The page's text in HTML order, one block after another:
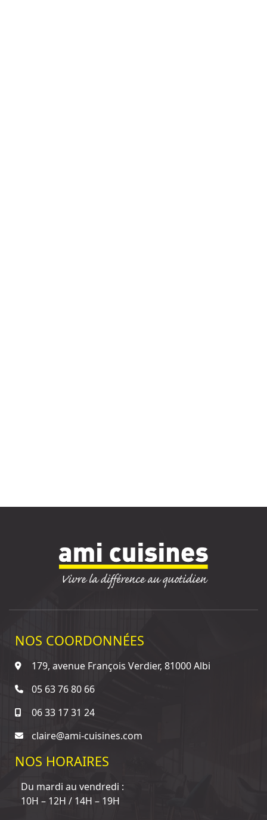
NOS COORDONNÉES
179, avenue François Verdier, 81000 Albi
05 63 76 80 66
06 33 17 31 24
claire@ami-cuisines.com
NOS HORAIRES
Du mardi au vendredi :
10H – 12H / 14H – 19H